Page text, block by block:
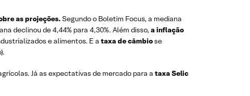
as projeções.Segundo o Boletim Focus, a mediana
declinou de 4,44% para 4,30%. Além disso, a inflação
e alimentos. E a taxa de câmbiose
Já as expectativas de mercado para a taxaSelic